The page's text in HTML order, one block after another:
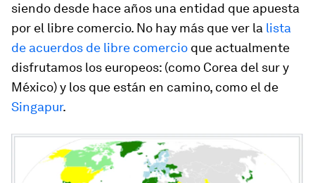
siendo desde hace años una entidad que apuesta
por el libre comercio. No hay más que ver la lista
de acuerdos de libre comercio que actualmente
disfrutamos los europeos: (como Corea del sur y
México) y los que están en camino, como el de
Singapur.